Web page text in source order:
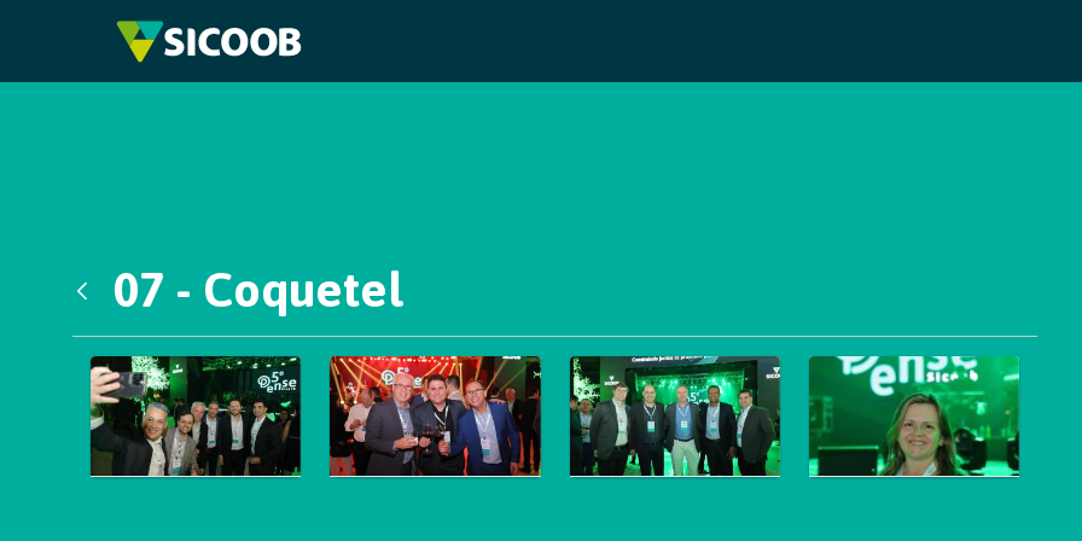
Pular para o Conteúdo principal
07 - Coquetel
Galeria de Mídias